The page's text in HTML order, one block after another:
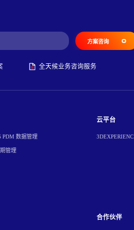
方案咨询
全天候业务咨询服务
PDM 数据管理
管理
云平台
3DEXPERIENC
合作伙伴